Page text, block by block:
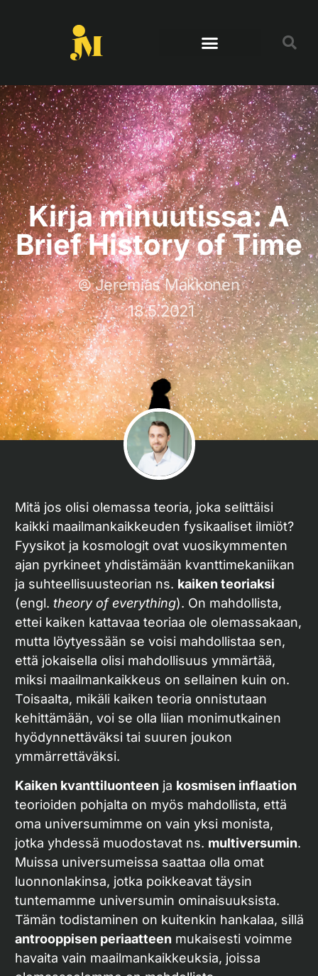
Kirja minuutissa: A
Brief History of Time
Jeremias Makkonen
18.5.2021
Mitä jos olisi olemassa teoria, joka selittäisi
kaikki maailmankaikkeuden fysikaaliset ilmiöt?
Fyysikot ja kosmologit ovat vuosikymmenten
ajan pyrkineet yhdistämään kvanttimekaniikan
ja suhteellisuusteorian ns. kaiken teoriaksi
(engl. theory of everything). On mahdollista,
ettei kaiken kattavaa teoriaa ole olemassakaan,
mutta löytyessään se voisi mahdollistaa sen,
että jokaisella olisi mahdollisuus ymmärtää,
miksi maailmankaikkeus on sellainen kuin on.
Toisaalta, mikäli kaiken teoria onnistutaan
kehittämään, voi se olla liian monimutkainen
hyödynnettäväksi tai suuren joukon
ymmärrettäväksi.
Kaiken kvanttiluonteen ja kosmisen inflaation
teorioiden pohjalta on myös mahdollista, että
oma universumimme on vain yksi monista,
jotka yhdessä muodostavat ns. multiversumin.
Muissa universumeissa saattaa olla omat
luonnonlakinsa, jotka poikkeavat täysin
tuntemamme universumin ominaisuuksista.
Tämän todistaminen on kuitenkin hankalaa, sillä
antrooppisen periaatteen mukaisesti voimme
havaita vain maailmankaikkeuksia, joissa